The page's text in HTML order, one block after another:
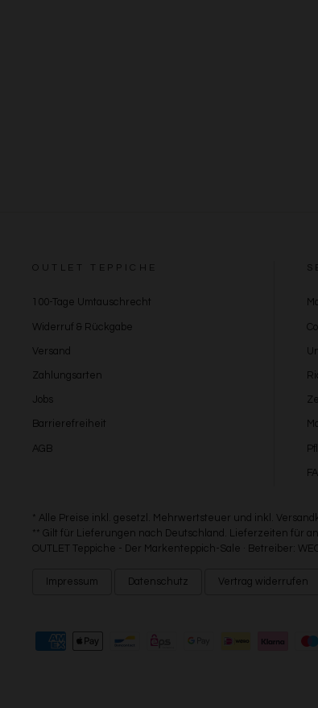
OUTLET TEPPICHE
100-Tage Umtauschrecht
Widerruf & Rückgabe
Versand
Zahlungsarten
Jobs
Barrierefreiheit
AGB
* Alle Preise inkl. gesetzl. Mehrwertsteuer und inkl.
** Gilt für Lieferungen nach Deutschland. Lieferzeiten für
OUTLET Teppiche - Der Markenteppich-Sale · Betreiber:
Impressum Datenschutz Vertrag widerrufen